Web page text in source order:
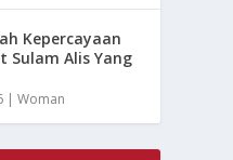
Kepercayaan
Sulam Alis Yang
|Woman